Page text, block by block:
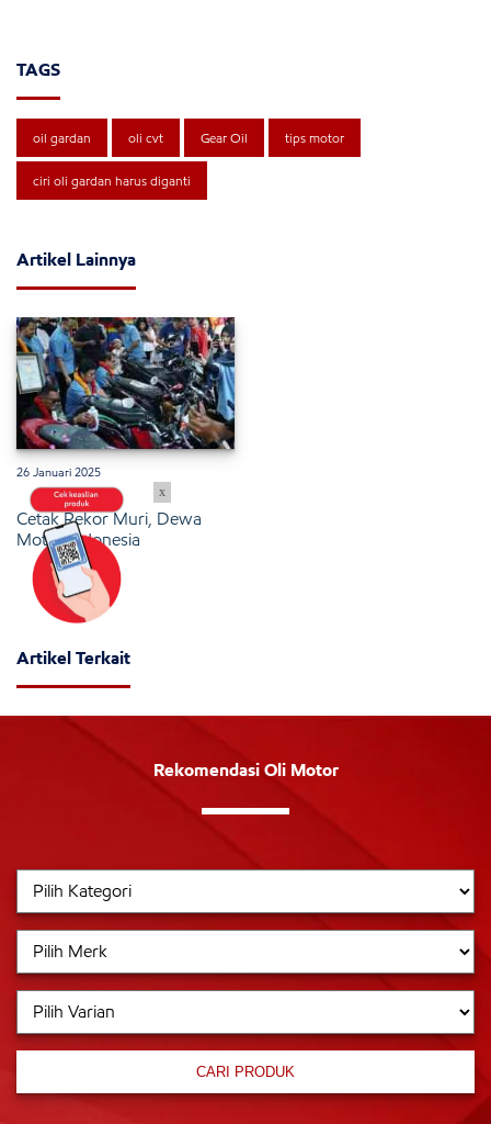
TAGS
oil gardan oli cvt Gear Oil tips motor
ciri oli gardan harus diganti
Artikel Lainnya
26 Januari 2025
Cetak Rekor Muri, Dewa
Motor Indonesia
Artikel Terkait
Rekomendasi Oli Motor
CARI PRODUK
x